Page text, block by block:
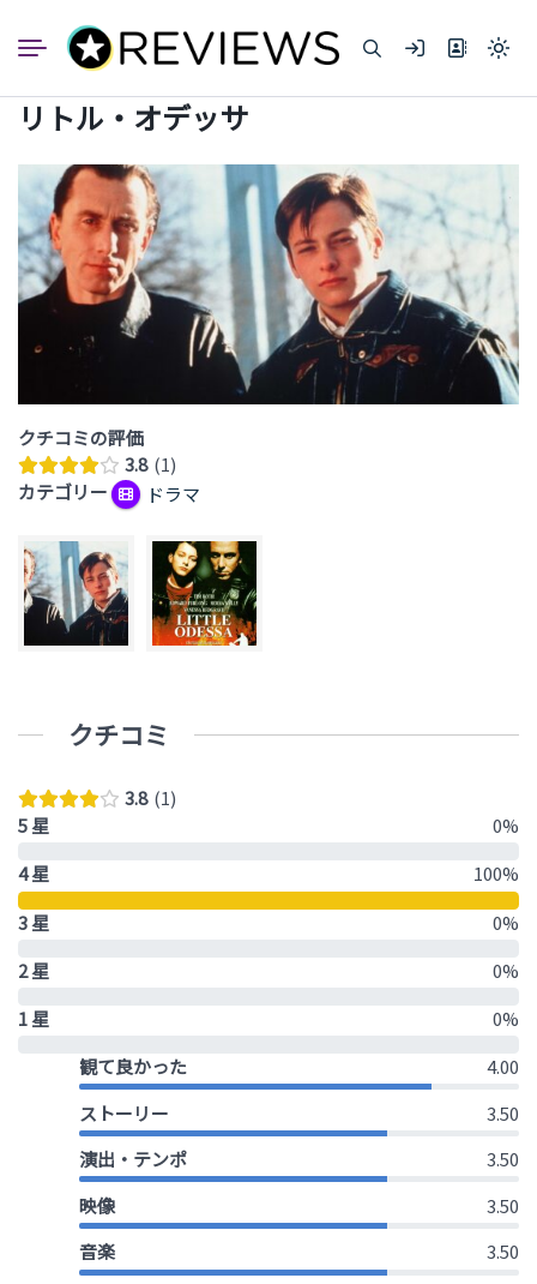
ン
Light
dark)
リトル・オデッサ
クチコミの評価
3.8 1
カテゴリー
ドラマ
クチコミ
3.8 1
5 星
0%
4 星
100%
3 星
0%
2 星
0%
1 星
0%
観て良かった
4.00
ストーリー
3.50
演出・テンポ
3.50
映像
3.50
音楽
3.50